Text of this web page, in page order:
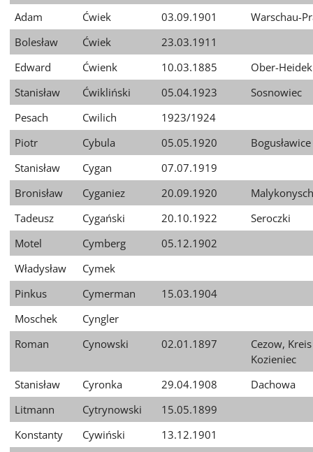
Adam
Ćwiek 03.09.1901
Warschau-
Bolesław
Ćwiek
23.03.1911
Edward
Ćwienk 10.03.1885
Ober-Heidek
Stanisław
Ćwikliński 05.04.1923
Sosnowiec
Pesach
Cwilich
1923/1924
Piotr
Cybula 05.05.1920
Bogusławice
Stanisław
Cygan
07.07.1919
Bronisław
Cyganiez 20.09.1920
Tadeusz
Cygański 20.10.1922
Seroczki
Motel
Cymberg
05.12.1902
Władysław
Cymek
Pinkus
Cymerman
15.03.1904
Moschek
Cyngler
Roman
Cynowski 02.01.1897
Cezow, Kreis
Kozieniec
Stanisław
Cyronka 29.04.1908
Dachowa
Litmann
Cytrynowski
15.05.1899
Konstanty
Cywiński
13.12.1901